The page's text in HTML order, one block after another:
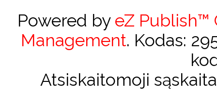
Powered by eZ Publish™
Management. Kodas:
Atsiskaitomoji